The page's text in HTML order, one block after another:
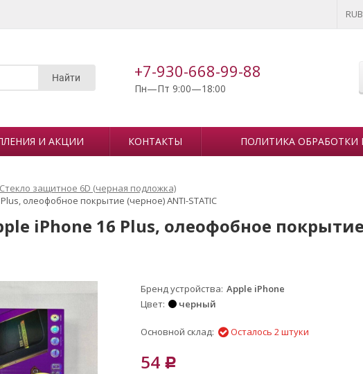
RUB
Найти +7-930-668-99-88
Пн—Пт 9:00—18:00
И АКЦИИ КОНТАКТЫ ПОЛИТИКА ОБРАБОТКИ
Стекло защитное 6D (черная подложка)
олеофобное покрытие (черное) ANTI-STATIC
iPhone 16 Plus, олеофобное
Бренд устройства Apple iPhone
Цвет
черный
Основной склад: Осталось 2 штуки
54 Р